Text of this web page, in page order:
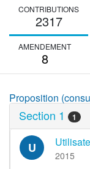
CONTRIBUTIONS
2317
AMENDEMENT
8
Proposition
Section 1 1
U
2015